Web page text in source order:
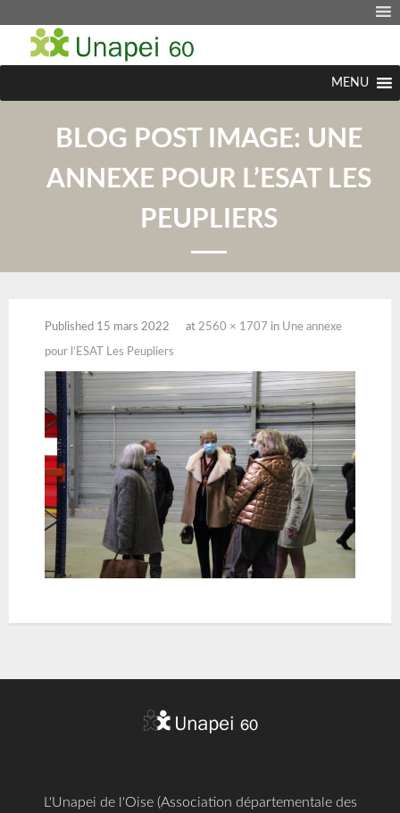
MENU
BLOG POST IMAGE: UNE
ANNEXE POUR L’ESAT LES
PEUPLIERS
Published 15 mars 2022 at 2560 × 1707 in Une annexe
pour l’ESAT Les Peupliers
L'Unapei de l'Oise (Association départementale des